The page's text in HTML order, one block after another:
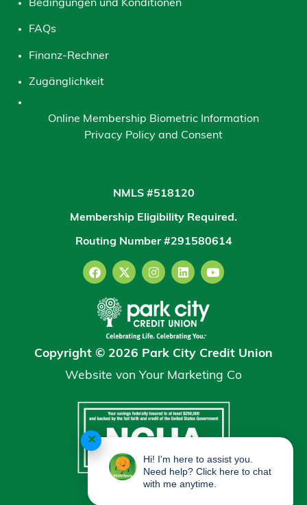
Bedingungen und Konditionen
FAQs
Finanz-Rechner
Zugänglichkeit
Online Membership Biometric Information
Privacy Policy and Consent
NMLS #518120
Membership Eligibility Required.
Routing Number #291580614
Copyright © 2026 Park City Credit Union
Website von Your Marketing Co
✕
Hi! I'm here to assist you.
Need help? Click here to chat
with me anytime.